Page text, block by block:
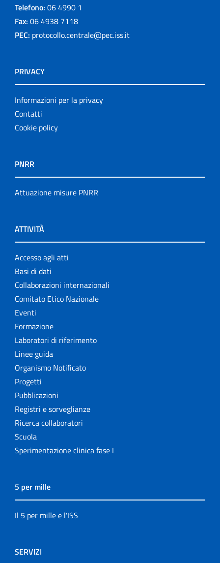
Telefono: 06 4990 1
Fax: 06 4938 7118
PEC: protocollo.centrale@pec.iss.it
PRIVACY
Informazioni per la privacy
Contatti
Cookie policy
PNRR
Attuazione misure PNRR
ATTIVITÀ
Accesso agli atti
Basi di dati
Collaborazioni internazionali
Comitato Etico Nazionale
Eventi
Formazione
Laboratori di riferimento
Linee guida
Organismo Notificato
Progetti
Pubblicazioni
Registri e sorveglianze
Ricerca collaboratori
Scuola
Sperimentazione clinica fase I
5 per mille
Il 5 per mille e l'ISS
SERVIZI